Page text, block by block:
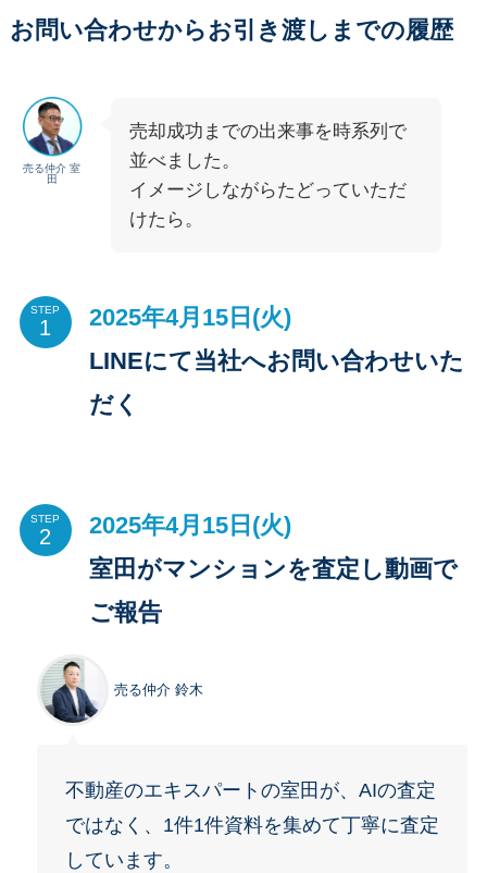
お問い合わせからお引き渡しまでの履歴
売る仲介 室
田
売却成功までの出来事を時系列で
並べました。
イメージしながらたどっていただ
けたら。
STEP
2025年4月15日(火)
LINEにて当社へお問い合わせいた
だく
STEP
2025年4月15日(火)
室田がマンションを査定し動画で
ご報告
売る仲介 鈴木
不動産のエキスパートの室田が、AIの査定
ではなく、1件1件資料を集めて丁寧に査定
しています。